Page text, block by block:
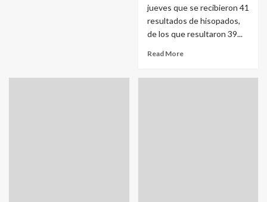
jueves que se recibieron 41
resultados de hisopados,
de los que resultaron 39...
Read More